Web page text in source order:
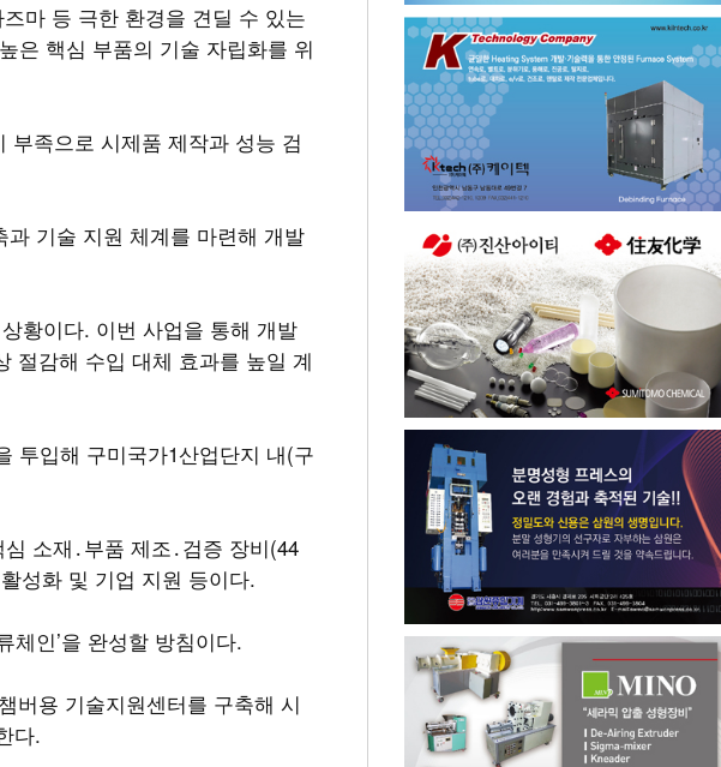
마 등 극한 환경을 견딜 수 있는
은 핵심 부품의 기술 자립화를 위
부족으로 시제품 제작과 성능 검
기술 지원 체계를 마련해 개발
황이다. 이번 사업을 통해 개발
절감해 수입 대체 효과를 높일 계
투입해 구미국가1산업단지 내(구
소재․부품 제조․검증 장비(44
성화 및 기업 지원 등이다.
체인’을 완성할 방침이다.
버용 기술지원센터를 구축해 시
다.